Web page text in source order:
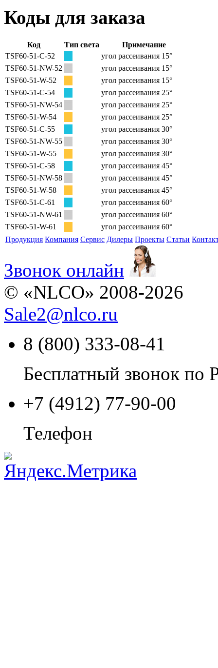
Коды для заказа
Код Тип света
Примечание
TSF60-51-C-52
угол рассеивания 15°
TSF60-51-NW-52
угол рассеивания 15°
TSF60-51-W-52
угол рассеивания 15°
TSF60-51-C-54
угол рассеивания 25°
TSF60-51-NW-54
угол рассеивания 25°
TSF60-51-W-54
угол рассеивания 25°
TSF60-51-C-55
угол рассеивания 30°
TSF60-51-NW-55
угол рассеивания 30°
TSF60-51-W-55
угол рассеивания 30°
TSF60-51-C-58
угол рассеивания 45°
TSF60-51-NW-58
угол рассеивания 45°
TSF60-51-W-58
угол рассеивания 45°
TSF60-51-C-61
угол рассеивания 60°
TSF60-51-NW-61
угол рассеивания 60°
TSF60-51-W-61
угол рассеивания 60°
Продукция Компания Сервис Дилеры Проекты Статьи
Звонок онлайн
© «NLCO» 2008-2026
Sale2@nlco.ru
8 (800) 333-08-41
Бесплатный звонок по
+7 (4912) 77-90-00
Телефон